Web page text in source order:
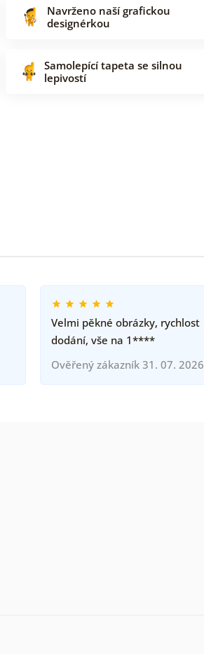
Navrženo naší grafickou
designérkou
Samolepící tapeta se silnou
lepivostí
Velmi pěkné obrázky, rychlost
dodání, vše na 1****
Ověřený zákazník 31. 07. 2026